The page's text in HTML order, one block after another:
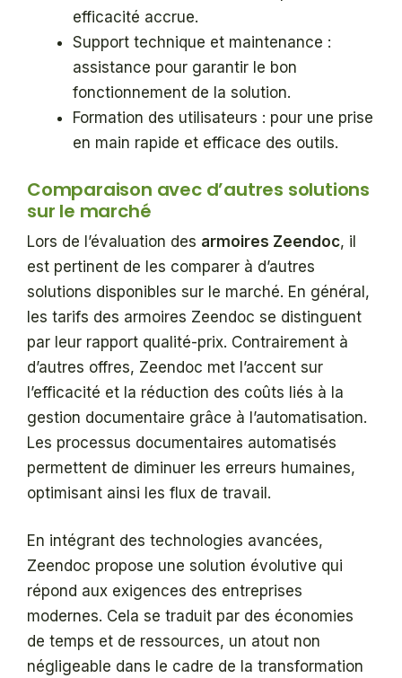
efficacité accrue.
Support technique et maintenance :
assistance pour garantir le bon
fonctionnement de la solution.
Formation des utilisateurs : pour une prise
en main rapide et efficace des outils.
Comparaison avec d’autres solutions
sur le marché
Lors de l’évaluation des armoires Zeendoc, il
est pertinent de les comparer à d’autres
solutions disponibles sur le marché. En général,
les tarifs des armoires Zeendoc se distinguent
par leur rapport qualité-prix. Contrairement à
d’autres offres, Zeendoc met l’accent sur
l’efficacité et la réduction des coûts liés à la
gestion documentaire grâce à l’automatisation.
Les processus documentaires automatisés
permettent de diminuer les erreurs humaines,
optimisant ainsi les flux de travail.
En intégrant des technologies avancées,
Zeendoc propose une solution évolutive qui
répond aux exigences des entreprises
modernes. Cela se traduit par des économies
de temps et de ressources, un atout non
négligeable dans le cadre de la transformation